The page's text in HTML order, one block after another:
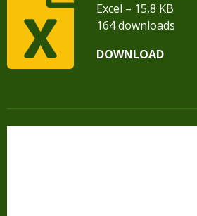
Excel – 15,8 KB
164 downloads
DOWNLOAD